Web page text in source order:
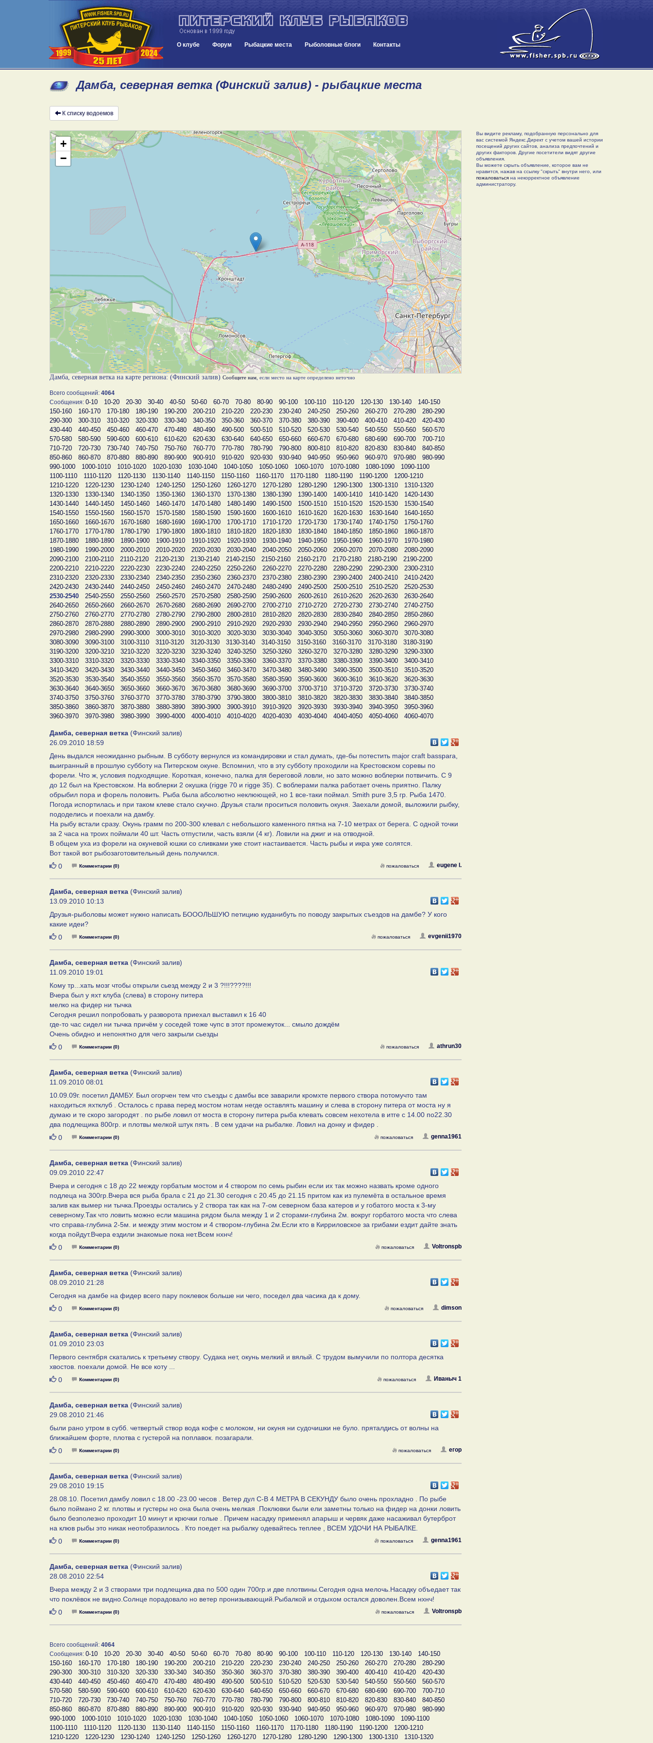
О клубе Форум Рыбацкие места Рыболовные блоги Контакты
Дамба, северная ветка (Финский залив) - рыбацкие места
К списку водоемов
+
−
Дамба, северная ветка на карте региона: (Финский залив) Сообщите нам , если место на карте определено неточно
Всего сообщений: 4064
Сообщения: 0-10 10-20 20-30 30-40 40-50 50-60 60-70 70-80 80-90 90-100 100-110 110-120 120-130 130-140
140-150
150-160
160-170 170-180 180-190 190-200 200-210 210-220 220-230 230-240 240-250 250-260 260-270 270-280
280-290
290-300
300-310 310-320 320-330 330-340 340-350 350-360 360-370 370-380 380-390 390-400 400-410 410-420
420-430
430-440
440-450 450-460 460-470 470-480 480-490 490-500 500-510 510-520 520-530 530-540 540-550 550-560
560-570
570-580
580-590 590-600 600-610 610-620 620-630 630-640 640-650 650-660 660-670 670-680 680-690 690-700
700-710
710-720
720-730 730-740 740-750 750-760 760-770 770-780 780-790 790-800 800-810 810-820 820-830 830-840
840-850
850-860
860-870 870-880 880-890 890-900 900-910 910-920 920-930 930-940 940-950 950-960 960-970 970-980
980-990
990-1000
1000-1010 1010-1020 1020-1030 1030-1040 1040-1050 1050-1060 1060-1070 1070-1080 1080-1090
1090-1100
1100-1110
1110-1120 1120-1130 1130-1140 1140-1150 1150-1160 1160-1170 1170-1180 1180-1190 1190-1200
1200-1210
1210-1220
1220-1230 1230-1240 1240-1250 1250-1260 1260-1270 1270-1280 1280-1290 1290-1300 1300-1310
1310-1320
1320-1330
1330-1340 1340-1350 1350-1360 1360-1370 1370-1380 1380-1390 1390-1400 1400-1410 1410-1420
1420-1430
1430-1440
1440-1450 1450-1460 1460-1470 1470-1480 1480-1490 1490-1500 1500-1510 1510-1520 1520-1530
1530-1540
1540-1550
1550-1560 1560-1570 1570-1580 1580-1590 1590-1600 1600-1610 1610-1620 1620-1630 1630-1640
1640-1650
1650-1660
1660-1670 1670-1680 1680-1690 1690-1700 1700-1710 1710-1720 1720-1730 1730-1740 1740-1750
1750-1760
1760-1770
1770-1780 1780-1790 1790-1800 1800-1810 1810-1820 1820-1830 1830-1840 1840-1850 1850-1860
1860-1870
1870-1880
1880-1890 1890-1900 1900-1910 1910-1920 1920-1930 1930-1940 1940-1950 1950-1960 1960-1970
1970-1980
1980-1990
1990-2000 2000-2010 2010-2020 2020-2030 2030-2040 2040-2050 2050-2060 2060-2070 2070-2080
2080-2090
2090-2100
2100-2110 2110-2120 2120-2130 2130-2140 2140-2150 2150-2160 2160-2170 2170-2180 2180-2190
2190-2200
2200-2210
2210-2220 2220-2230 2230-2240 2240-2250 2250-2260 2260-2270 2270-2280 2280-2290 2290-2300
2300-2310
2310-2320
2320-2330 2330-2340 2340-2350 2350-2360 2360-2370 2370-2380 2380-2390 2390-2400 2400-2410
2410-2420
2420-2430
2430-2440 2440-2450 2450-2460 2460-2470 2470-2480 2480-2490 2490-2500 2500-2510 2510-2520
2520-2530
2530-2540
2540-2550 2550-2560 2560-2570 2570-2580 2580-2590 2590-2600 2600-2610 2610-2620 2620-2630
2630-2640
2640-2650
2650-2660 2660-2670 2670-2680 2680-2690 2690-2700 2700-2710 2710-2720 2720-2730 2730-2740
2740-2750
2750-2760
2760-2770 2770-2780 2780-2790 2790-2800 2800-2810 2810-2820 2820-2830 2830-2840 2840-2850
2850-2860
2860-2870
2870-2880 2880-2890 2890-2900 2900-2910 2910-2920 2920-2930 2930-2940 2940-2950 2950-2960
2960-2970
2970-2980
2980-2990 2990-3000 3000-3010 3010-3020 3020-3030 3030-3040 3040-3050 3050-3060 3060-3070
3070-3080
3080-3090
3090-3100 3100-3110 3110-3120 3120-3130 3130-3140 3140-3150 3150-3160 3160-3170 3170-3180
3180-3190
3190-3200
3200-3210 3210-3220 3220-3230 3230-3240 3240-3250 3250-3260 3260-3270 3270-3280 3280-3290
3290-3300
3300-3310
3310-3320 3320-3330 3330-3340 3340-3350 3350-3360 3360-3370 3370-3380 3380-3390 3390-3400
3400-3410
3410-3420
3420-3430 3430-3440 3440-3450 3450-3460 3460-3470 3470-3480 3480-3490 3490-3500 3500-3510
3510-3520
3520-3530
3530-3540 3540-3550 3550-3560 3560-3570 3570-3580 3580-3590 3590-3600 3600-3610 3610-3620
3620-3630
3630-3640
3640-3650 3650-3660 3660-3670 3670-3680 3680-3690 3690-3700 3700-3710 3710-3720 3720-3730
3730-3740
3740-3750
3750-3760 3760-3770 3770-3780 3780-3790 3790-3800 3800-3810 3810-3820 3820-3830 3830-3840
3840-3850
3850-3860
3860-3870 3870-3880 3880-3890 3890-3900 3900-3910 3910-3920 3920-3930 3930-3940 3940-3950
3950-3960
3960-3970
3970-3980 3980-3990 3990-4000 4000-4010 4010-4020 4020-4030 4030-4040 4040-4050 4050-4060 4060-4070
Дамба, северная ветка (Финский залив)
26.09.2010 18:59
День выдался неожиданно рыбным. В субботу вернулся из командировки и стал думать, где-бы потестить major craft basspara,
выигранный в прошлую субботу на Питерском окуне. Вспомнил, что в эту субботу проходили на Крестовском соревы по
форели. Что ж, условия подходящие. Короткая, конечно, палка для береговой ловли, но зато можно воблерки потвичить. С 9
до 12 был на Крестовском. На воблерки 2 окушка (rigge 70 и rigge 35). С воблерами палка работает очень приятно. Палку
обрыбил пора и форель половить. Рыба была абсолютно неклюющей, но 1 все-таки поймал. Smith pure 3,5 гр. Рыба 1470.
Погода испортилась и при таком клеве стало скучно. Друзья стали проситься половить окуня. Заехали домой, выложили рыбку,
пододелись и поехали на дамбу.
На рыбу встали сразу. Окунь грамм по 200-300 клевал с небольшого каменного пятна на 7-10 метрах от берега. С одной точки
за 2 часа на троих поймали 40 шт. Часть отпустили, часть взяли (4 кг). Ловили на джиг и на отводной.
В общем уха из форели на окуневой юшки со сливками уже стоит настаивается. Часть рыбы и икра уже солятся.
Вот такой вот рыбозаготовительный день получился.
Нравится
0 Комментарии (0) eugene l.
пожаловаться
Дамба, северная ветка (Финский залив)
13.09.2010 10:13
Друзья-рыболовы может нужно написать БОООЛЬШУЮ петицию куданибуть по поводу закрытых съездов на дамбе? У кого
какие идеи?
Нравится
0 Комментарии (0) evgenii1970
пожаловаться
Дамба, северная ветка (Финский залив)
11.09.2010 19:01
Кому тр...хать мозг чтобы открыли сьезд между 2 и 3 ?!!!????!!!
Вчера был у яхт клуба (слева) в сторону питера
мелко на фидер ни тычка
Сегодня решил попробовать у разворота приехал выставил к 16 40
где-то час сидел ни тычка причём у соседей тоже чупс в этот промежуток... смыло дождём
Очень обидно и непонятно для чего закрыли сьезды
Нравится
0 Комментарии (0) athrun30
пожаловаться
Дамба, северная ветка (Финский залив)
11.09.2010 08:01
10.09.09г. посетил ДАМБУ. Был огорчен тем что съезды с дамбы все заварили кромхте первого створа потомучто там
находиться яхтклуб . Осталось с права перед мостом нотам негде оставлять машину и слева в сторону питера от моста ну я
думаю и те скоро загородят . по рыбе ловил от моста в сторону питера рыба клевать совсем нехотела в итге с 14.00 по22.30
два подлещика 800гр. и плотвы мелкой штук пять . В сем удачи на рыбалке. Ловил на донку и фидер .
Нравится
0 Комментарии (0) genna1961
пожаловаться
Дамба, северная ветка (Финский залив)
09.09.2010 22:47
Вчера и сегодня с 18 до 22 между горбатым мостом и 4 створом по семь рыбин если их так можно назвать кроме одного
подлеца на 300гр.Вчера вся рыба брала с 21 до 21.30 сегодня с 20.45 до 21.15 притом как из пулемёта в остальное время
залив как вымер ни тычка.Проезды остались у 2 створа так как на 7-ом северном база катеров и у гобатого моста к 3-му
северному.Так что ловить можно если машина рядом была между 1 и 2 сторами-глубина 2м. вокруг горбатого моста что слева
что справа-глубина 2-5м. и между этим мостом и 4 створом-глубина 2м.Если кто в Кирриловское за грибами ездит дайте знать
когда пойдут.Вчера ездили знакомые пока нет.Всем нхнч!
Нравится
0 Комментарии (0) Voltronspb
пожаловаться
Дамба, северная ветка (Финский залив)
08.09.2010 21:28
Сегодня на дамбе на фидер всего пару поклевок больше ни чего, поседел два часика да к дому.
Нравится
0 Комментарии (0) dimson
пожаловаться
Дамба, северная ветка (Финский залив)
01.09.2010 23:03
Первого сентября скатались к третьему створу. Судака нет, окунь мелкий и вялый. С трудом вымучили по полтора десятка
хвостов. поехали домой. Не все коту ...
Нравится
0 Комментарии (0) Иваныч 1
пожаловаться
Дамба, северная ветка (Финский залив)
29.08.2010 21:46
были рано утром в субб. четвертый створ вода кофе с молоком, ни окуня ни судочишки не було. пряталдись от волны на
ближайшем форте, плотва с густерой на поплавок. позагарали.
Нравится
0 Комментарии (0) егор
пожаловаться
Дамба, северная ветка (Финский залив)
29.08.2010 19:15
28.08.10. Посетил дамбу ловил с 18.00 -23.00 чесов . Ветер дул С-В 4 МЕТРА В СЕКУНДУ было очень прохладно . По рыбе
было поймано 2 кг. плотвы и густеры но она была очень мелкая .Поклювки были ели заметны только на фидер на донки ловить
было безполезно проходит 10 минут и крючки голые . Причем насадку применял апарыш и червяк даже насаживал бутерброт
на клюв рыбы это никак неотобразилось . Кто поедет на рыбалку одевайтесь теплее , ВСЕМ УДОЧИ НА РЫБАЛКЕ.
Нравится
0 Комментарии (0) genna1961
пожаловаться
Дамба, северная ветка (Финский залив)
28.08.2010 22:54
Вчера между 2 и 3 створами три подлещика два по 500 один 700гр.и две плотвины.Сегодня одна мелочь.Насадку объедает так
что поклёвок не видно.Солнце порадовало но ветер пронизывающий.Рыбалкой и отдыхом остался доволен.Всем нхнч!
Нравится
0 Комментарии (0) Voltronspb
пожаловаться
Всего сообщений: 4064
Сообщения: 0-10 10-20 20-30 30-40 40-50 50-60 60-70 70-80 80-90 90-100 100-110 110-120 120-130 130-140
140-150
150-160
160-170 170-180 180-190 190-200 200-210 210-220 220-230 230-240 240-250 250-260 260-270 270-280
280-290
290-300
300-310 310-320 320-330 330-340 340-350 350-360 360-370 370-380 380-390 390-400 400-410 410-420
420-430
430-440
440-450 450-460 460-470 470-480 480-490 490-500 500-510 510-520 520-530 530-540 540-550 550-560
560-570
570-580
580-590 590-600 600-610 610-620 620-630 630-640 640-650 650-660 660-670 670-680 680-690 690-700
700-710
710-720
720-730 730-740 740-750 750-760 760-770 770-780 780-790 790-800 800-810 810-820 820-830 830-840
840-850
850-860
860-870 870-880 880-890 890-900 900-910 910-920 920-930 930-940 940-950 950-960 960-970 970-980
980-990
990-1000
1000-1010 1010-1020 1020-1030 1030-1040 1040-1050 1050-1060 1060-1070 1070-1080 1080-1090
1090-1100
1100-1110
1110-1120 1120-1130 1130-1140 1140-1150 1150-1160 1160-1170 1170-1180 1180-1190 1190-1200
1200-1210
1210-1220
1220-1230 1230-1240 1240-1250 1250-1260 1260-1270 1270-1280 1280-1290 1290-1300 1300-1310
1310-1320
Вы видите рекламу, подобранную персонально для
вас системой Яндекс.Директ с учетом вашей истории
посещений других сайтов, анализа предпочтений и
других факторов. Другие посетители видят другие
объявления.
Вы можете скрыть объявление, которое вам не
нравится, нажав на ссылку "скрыть" внутри него, или
пожаловатьсяна некорректное объявление
администратору.